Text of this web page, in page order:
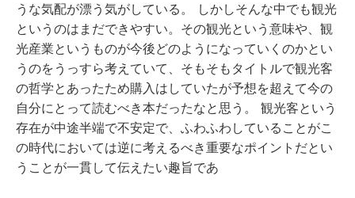
うな気配が漂う気がしている。 しかしそんな中でも観光
というのはまだできやすい。その観光という意味や、観
光産業というものが今後どのようになっていくのかとい
うのをうっすら考えていて、そもそもタイトルで観光客
の哲学とあったため購入はしていたが予想を超えて今の
自分にとって読むべき本だったなと思う。 観光客という
存在が中途半端で不安定で、ふわふわしていることがこ
の時代においては逆に考えるべき重要なポイントだとい
うことが一貫して伝えたい趣旨であ